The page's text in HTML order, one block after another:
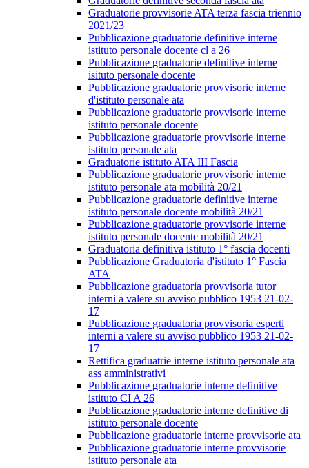
Graduatorie provvisorie ATA terza fascia triennio
2021/23
Pubblicazione graduatorie definitive interne
istituto personale docente cl a 26
Pubblicazione graduatorie definitive interne
isituto personale docente
Pubblicazione graduatorie provvisorie interne
d'istituto personale ata
Pubblicazione graduatorie provvisorie interne
istituto personale docente
Pubblicazione graduatorie provvisorie interne
istituto personale ata
Graduatorie istituto ATA III Fascia
Pubblicazione graduatorie provvisorie interne
istituto personale ata mobilità 20/21
Pubblicazione graduatorie definitive interne
istituto personale docente mobilità 20/21
Pubblicazione graduatorie provvisorie interne
istituto personale docente mobilità 20/21
Graduatoria definitiva istituto 1° fascia docenti
Pubblicazione Graduatoria d'istituto 1° Fascia
ATA
Pubblicazione graduatoria provvisoria tutor
interni a valere su avviso pubblico 1953 21-02-
17
Pubblicazione graduatoria provvisoria esperti
interni a valere su avviso pubblico 1953 21-02-
17
Rettifica graduatrie interne istituto personale ata
ass amministrativi
Pubblicazione graduatorie interne definitive
istituto CI A 26
Pubblicazione graduatorie interne definitive di
istituto personale docente
Pubblicazione graduatorie interne provvisorie ata
Pubblicazione graduatorie interne provvisorie
istituto personale ata